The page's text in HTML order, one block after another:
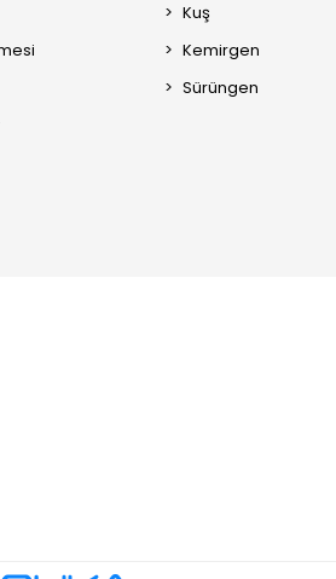
Kuş
Kemirgen
Sürüngen